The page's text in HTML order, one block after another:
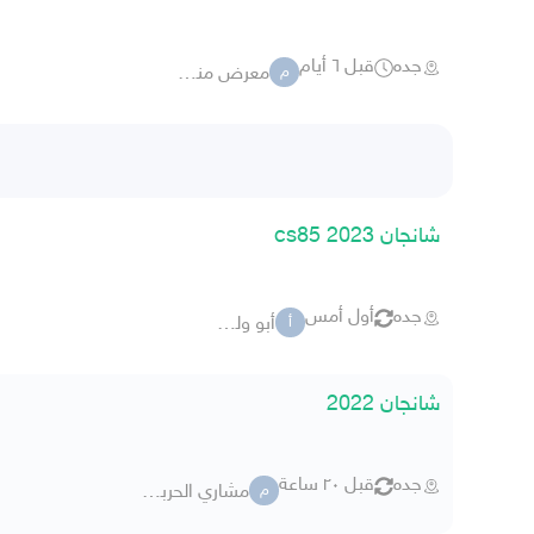
جده قبل ٦ أيام م معرض منار التيسير
شانجان cs85 2023
جده أول أمس أ أبو وليد4
شانجان 2022
جده قبل ٢٠ ساعة م مشاري الحربي 9572152